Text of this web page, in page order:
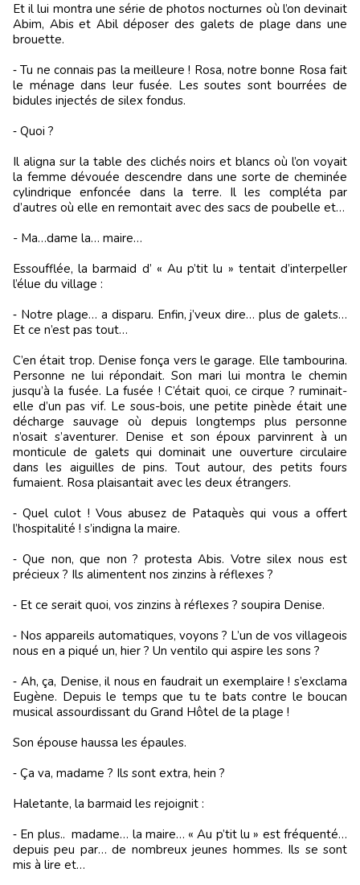
Et il lui montra une série de photos nocturnes où l’on devinait
Abim, Abis et Abil déposer des galets de plage dans une
brouette.
‑ Tu ne connais pas la meilleure ! Rosa, notre bonne Rosa fait
le ménage dans leur fusée. Les soutes sont bourrées de
bidules injectés de silex fondus.
‑ Quoi ?
Il aligna sur la table des clichés noirs et blancs où l’on voyait
la femme dévouée descendre dans une sorte de cheminée
cylindrique enfoncée dans la terre. Il les compléta par
d’autres où elle en remontait avec des sacs de poubelle et…
- Ma…dame la… maire…
Essoufflée, la barmaid d’ « Au p’tit lu » tentait d’interpeller
l’élue du village :
‑ Notre plage… a disparu. Enfin, j’veux dire… plus de galets…
Et ce n’est pas tout…
C’en était trop. Denise fonça vers le garage. Elle tambourina.
Personne ne lui répondait. Son mari lui montra le chemin
jusqu’à la fusée. La fusée ! C’était quoi, ce cirque ? ruminait-
elle d’un pas vif. Le sous-bois, une petite pinède était une
décharge sauvage où depuis longtemps plus personne
n’osait s’aventurer. Denise et son époux parvinrent à un
monticule de galets qui dominait une ouverture circulaire
dans les aiguilles de pins. Tout autour, des petits fours
fumaient. Rosa plaisantait avec les deux étrangers.
‑ Quel culot ! Vous abusez de Pataquès qui vous a offert
l’hospitalité ! s’indigna la maire.
‑ Que non, que non ? protesta Abis. Votre silex nous est
précieux ? Ils alimentent nos zinzins à réflexes ?
‑ Et ce serait quoi, vos zinzins à réflexes ? soupira Denise.
‑ Nos appareils automatiques, voyons ? L’un de vos villageois
nous en a piqué un, hier ? Un ventilo qui aspire les sons ?
‑ Ah, ça, Denise, il nous en faudrait un exemplaire ! s’exclama
Eugène. Depuis le temps que tu te bats contre le boucan
musical assourdissant du Grand Hôtel de la plage !
Son épouse haussa les épaules.
‑ Ça va, madame ? Ils sont extra, hein ?
Haletante, la barmaid les rejoignit :
‑ En plus.. madame… la maire… « Au p’tit lu » est fréquenté…
depuis peu par… de nombreux jeunes hommes. Ils se sont
mis à lire et…